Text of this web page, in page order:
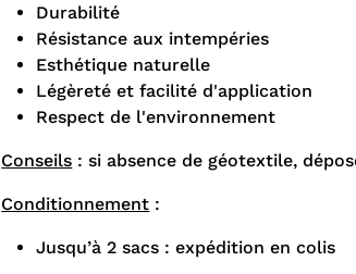
Durabilité
Résistance aux intempéries
Esthétique naturelle
Légèreté et facilité d'application
Respect de l'environnement
Conseils : si absence de géotextile,
Conditionnement :
Jusqu’à 2 sacs : expédition en colis